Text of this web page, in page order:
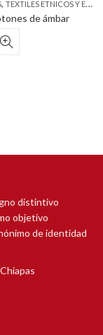
, TEXTILES ETNICOS Y ESTILIZADOS
de ámbar
distintivo
objetivo
de identidad